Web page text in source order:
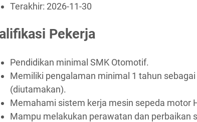
Terakhir: 2026-11-30
Pekerja
Pendidikan minimal SMK Otomotif.
Memiliki pengalaman minimal 1 tahun
(diutamakan).
Memahami sistem kerja mesin sepeda motor
Mampu melakukan perawatan dan perbaikan